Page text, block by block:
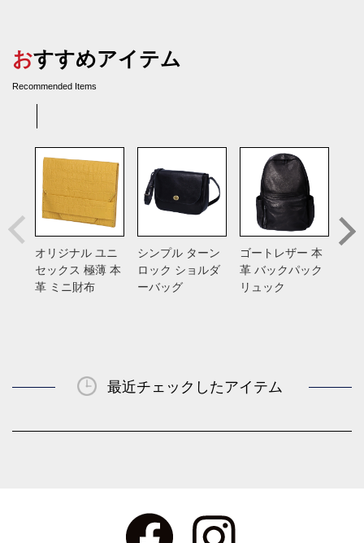
おすすめアイテム
Recommended Items
オリジナル ユニ
セックス 極薄 本
革 ミニ財布
シンプル ターン
ロック ショルダ
ーバッグ
ゴートレザー 本
革 バックパック
リュック
最近チェックしたアイテム